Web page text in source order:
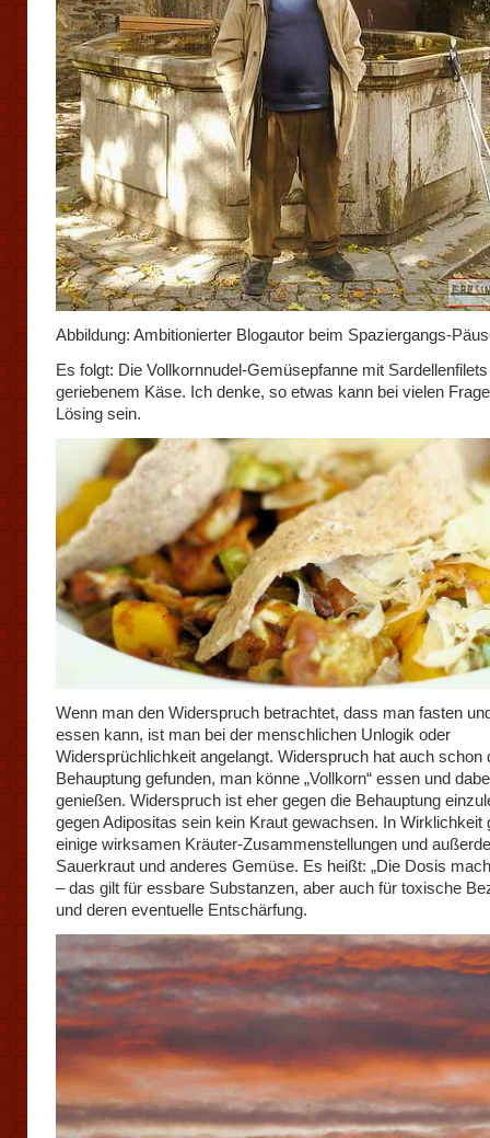
Abbildung: Ambitionierter Blogautor beim Spaziergangs-
Es folgt: Die Vollkornnudel-Gemüsepfanne mit
geriebenem Käse. Ich denke, so etwas kann bei vielen
Lösing sein.
Wenn man den Widerspruch betrachtet, dass man fasten
essen kann, ist man bei der menschlichen Unlogik oder
Widersprüchlichkeit angelangt. Widerspruch hat auch schon
Behauptung gefunden, man könne „Vollkorn“ essen und
genießen. Widerspruch ist eher gegen die Behauptung
gegen Adipositas sein kein Kraut gewachsen. In Wirklichkeit
einige wirksamen Kräuter-Zusammenstellungen und
Sauerkraut und anderes Gemüse. Es heißt: „Die Dosis
– das gilt für essbare Substanzen, aber auch für toxische
und deren eventuelle Entschärfung.